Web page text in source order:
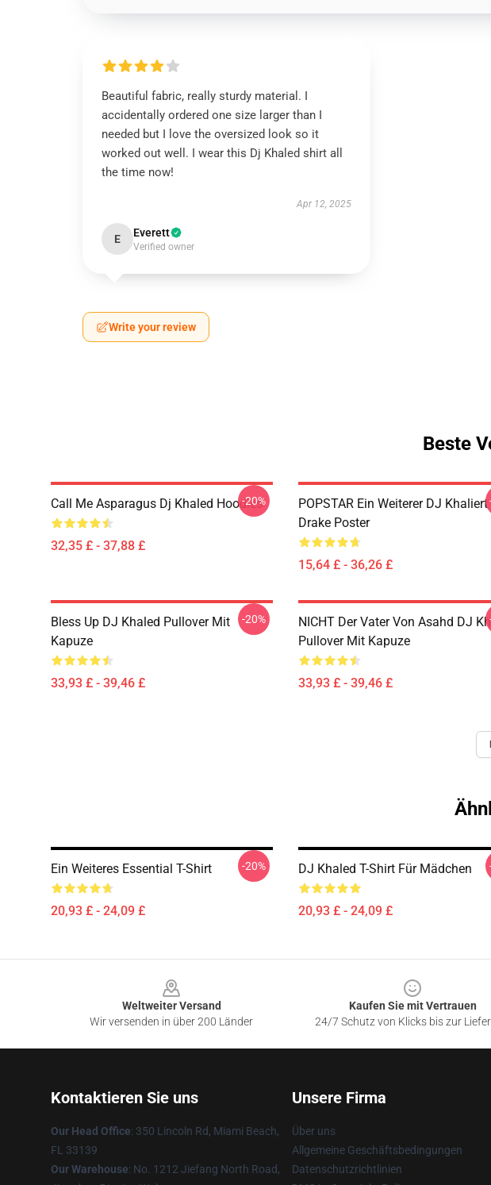
Beautiful fabric, really sturdy material. I
accidentally ordered one size larger than I
needed but I love the oversized look so it
worked out well. I wear this Dj Khaled shirt all
the time now!
Apr 12, 2025
E Everett
Verified owner
Write your review
Beste
Call Me Asparagus Dj Khaled Hoodies
32,35 £ - 37,88 £
-20%
POPSTAR Ein Weiterer DJ Khaliert
Drake Poster
15,64 £ - 36,26 £
Bless Up DJ Khaled Pullover Mit
Kapuze
33,93 £ - 39,46 £
-20%
NICHT Der Vater Von Asahd DJ
Pullover Mit Kapuze
33,93 £ - 39,46 £
Ein Weiteres Essential T-Shirt
20,93 £ - 24,09 £
-20% DJ Khaled T-Shirt Für Mädchen
20,93 £ - 24,09 £
Weltweiter Versand
Wir versenden in über 200 Länder
Kaufen Sie mit Vertrauen
24/7 Schutz von Klicks bis zur
Kontaktieren Sie uns
Our Head Office: 350 Lincoln Rd, Miami Beach,
FL 33139
Our Warehouse: No. 1212 Jiefang North Road,
Unsere Firma
Über uns
Allgemeine Geschäftsbedingungen
Datenschutzrichtlinien